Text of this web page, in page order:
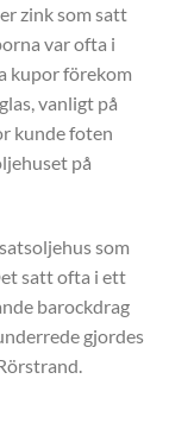
zink som satt
var ofta i
kupor förekom
vanligt på
kunde foten
på
som
satt ofta i ett
barockdrag
gjordes